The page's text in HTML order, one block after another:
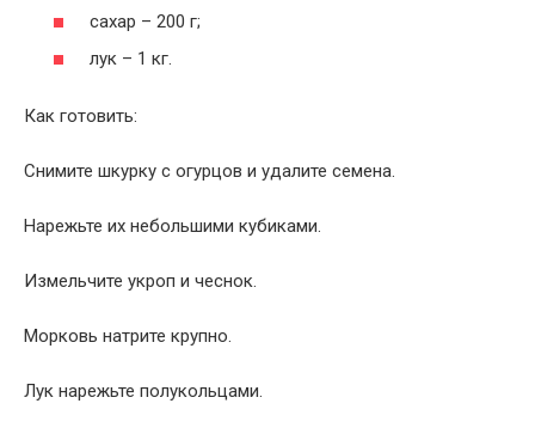
сахар – 200 г;
лук – 1 кг.
Как готовить:
Снимите шкурку с огурцов и удалите семена.
Нарежьте их небольшими кубиками.
Измельчите укроп и чеснок.
Морковь натрите крупно.
Лук нарежьте полукольцами.